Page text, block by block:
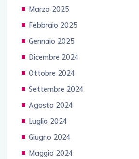
Marzo 2025
Febbraio 2025
Gennaio 2025
Dicembre 2024
Ottobre 2024
Settembre 2024
Agosto 2024
Luglio 2024
Giugno 2024
Maggio 2024